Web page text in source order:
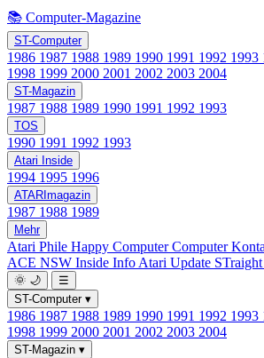
📚 Computer-Magazine
ST-Computer
1986 1987 1988 1989 1990 1991 1992 1993
1998 1999 2000 2001 2002 2003 2004
ST-Magazin
1987 1988 1989 1990 1991 1992 1993
TOS
1990 1991 1992 1993
Atari Inside
1994 1995 1996
ATARImagazin
1987 1988 1989
Mehr
Atari Phile Happy ComputerComputer
ACE NSW Inside Info Atari Update
🌞 🌙
☰
ST-Computer ▾
1986 1987 1988 1989 1990 1991 1992 1993
1998 1999 2000 2001 2002 2003 2004
ST-Magazin ▾